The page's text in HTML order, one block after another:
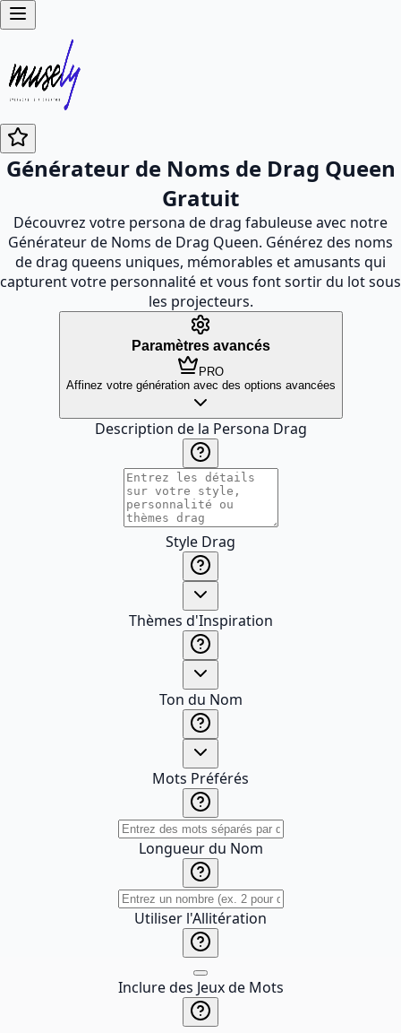
Générateur de Noms de Drag Queen
Gratuit
Découvrez votre persona de drag fabuleuse avec notre
Générateur de Noms de Drag Queen. Générez des noms
de drag queens uniques, mémorables et amusants qui
capturent votre personnalité et vous font sortir du lot sous
les projecteurs.
Paramètres avancés
PRO
Affinez votre génération avec des options avancées
Description de la Persona Drag
Style Drag
Thèmes d'Inspiration
Ton du Nom
Mots Préférés
Longueur du Nom
Utiliser l'Allitération
Inclure des Jeux de Mots